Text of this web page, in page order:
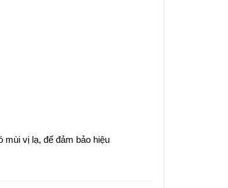
vị lạ, để đảm bảo hiệu